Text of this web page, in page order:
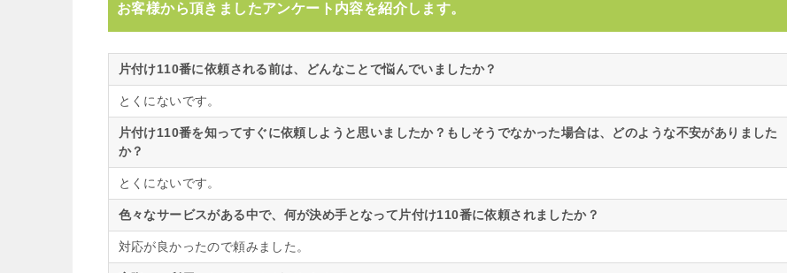
お客様から頂きましたアンケート内容を紹介します。
片付け110番に依頼される前は、どんなことで悩んでいましたか？
とくにないです。
片付け110番を知ってすぐに依頼しようと思いましたか？もしそうでなかった場合は、どのような不安がありました
か？
とくにないです。
色々なサービスがある中で、何が決め手となって片付け110番に依頼されましたか？
対応が良かったので頼みました。